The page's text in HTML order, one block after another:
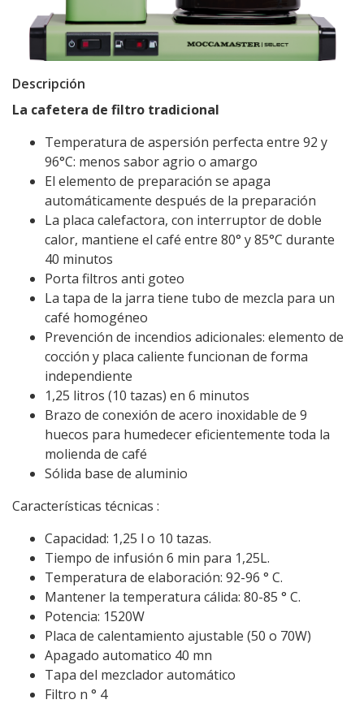
Descripción
La cafetera de filtro tradicional
Temperatura de aspersión perfecta entre 92 y
96°C: menos sabor agrio o amargo
El elemento de preparación se apaga
automáticamente después de la preparación
La placa calefactora, con interruptor de doble
calor, mantiene el café entre 80° y 85°C durante
40 minutos
Porta filtros anti goteo
La tapa de la jarra tiene tubo de mezcla para un
café homogéneo
Prevención de incendios adicionales: elemento de
cocción y placa caliente funcionan de forma
independiente
1,25 litros (10 tazas) en 6 minutos
Brazo de conexión de acero inoxidable de 9
huecos para humedecer eficientemente toda la
molienda de café
Sólida base de aluminio
Características técnicas :
Capacidad: 1,25 l o 10 tazas.
Tiempo de infusión 6 min para 1,25L.
Temperatura de elaboración: 92-96 ° C.
Mantener la temperatura cálida: 80-85 ° C.
Potencia: 1520W
Placa de calentamiento ajustable (50 o 70W)
Apagado automatico 40 mn
Tapa del mezclador automático
Filtro n ° 4